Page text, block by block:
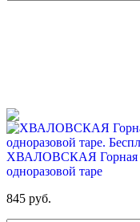
ХВАЛОВСКАЯ Горная
одноразовой таре
845 руб.